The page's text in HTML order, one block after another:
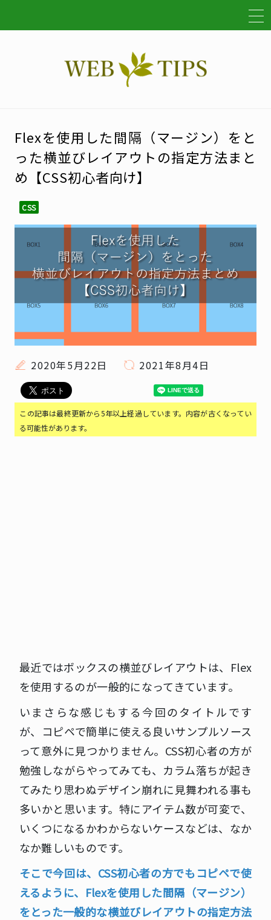
Flexを使用した間隔（マージン）をと
った横並びレイアウトの指定方法まと
め【CSS初心者向け】
CSS
2020年5月22日 2021年8月4日
この記事は最終更新から5年以上経過しています。内容が古くなってい
る可能性があります。
最近ではボックスの横並びレイアウトは、Flex
を使用するのが一般的になってきています。
いまさらな感じもする今回のタイトルです
が、コピペで簡単に使える良いサンプルソース
って意外に見つかりません。CSS初心者の方が
勉強しながらやってみても、カラム落ちが起き
てみたり思わぬデザイン崩れに見舞われる事も
多いかと思います。特にアイテム数が可変で、
いくつになるかわからないケースなどは、なか
なか難しいものです。
そこで今回は、CSS初心者の方でもコピペで使
えるように、Flexを使用した間隔（マージン）
をとった一般的な横並びレイアウトの指定方法